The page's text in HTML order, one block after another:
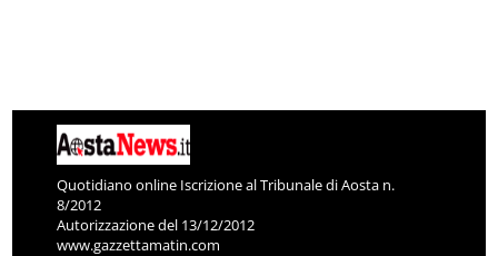
Quotidiano online Iscrizione al Tribunale di Aosta n.
8/2012
Autorizzazione del 13/12/2012
www.gazzettamatin.com